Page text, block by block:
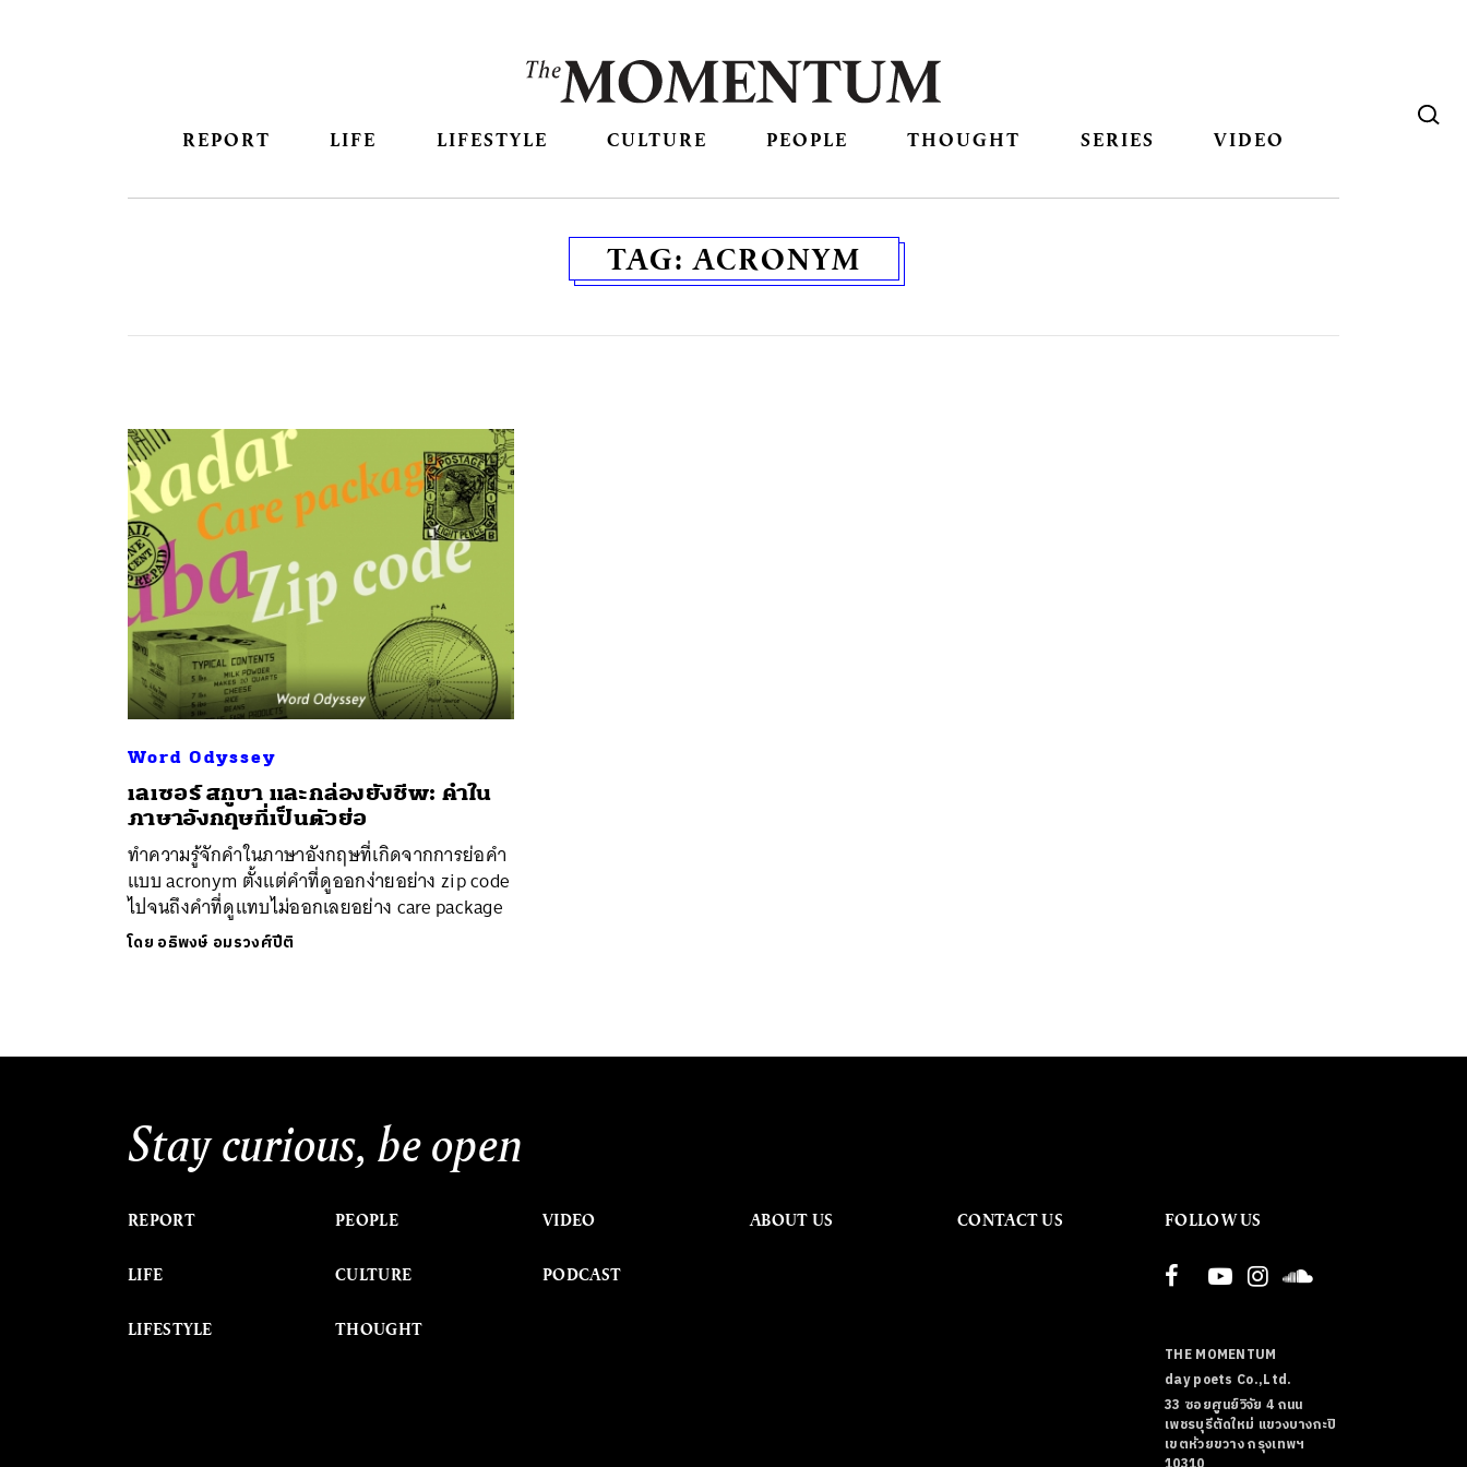
REPORT LIFE LIFESTYLE CULTURE PEOPLE THOUGHT SERIES VIDEO
TAG:ACRONYM
Word Odyssey
เลเซอร์ สกูบา และกล่องยังชีพ: คำใน
ภาษาอังกฤษที่เป็นตัวย่อ
ทำความรู้จักคำในภาษาอังกฤษที่เกิดจากการย่อคำ
แบบ acronym ตั้งแต่คำที่ดูออกง่ายอย่าง zip code
ไปจนถึงคำที่ดูแทบไม่ออกเลยอย่าง care package
โดย อธิพงษ์ อมรวงศ์ปีติ
Stay curious, be open
REPORT
LIFE
LIFESTYLE
PEOPLE
CULTURE
THOUGHT
VIDEO
PODCAST
ABOUT US CONTACT US FOLLOW US
THE MOMENTUM
day poets Co.,Ltd.
33 ซอยศูนย์วิจัย 4 ถนน
เพชรบุรีตัดใหม่ แขวงบางกะปิ
เขตห้วยขวาง กรุงเทพฯ
ค้นหา